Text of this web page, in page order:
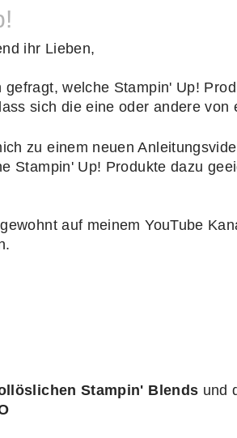
ihr Lieben,
welche Stampin' Up!
sich die eine oder andere
zu einem neuen
Stampin' Up! Produkte dazu
auf meinem YouTube
Stampin' Blends und